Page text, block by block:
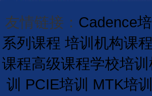
友情链接： Cadence培
系列课程 培训机构课程
课程高级课程学校培训
训 PCIE培训 MTK培训